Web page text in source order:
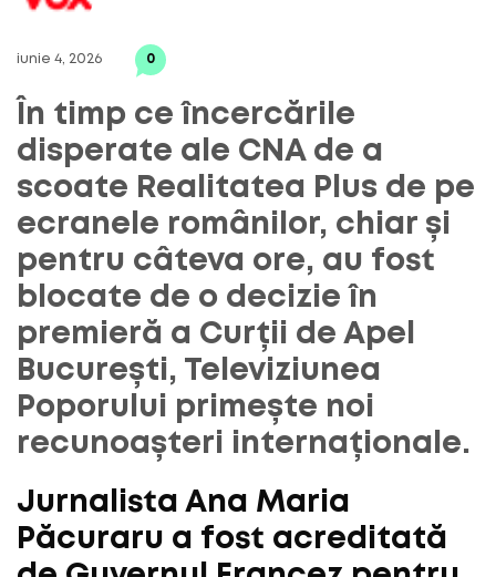
iunie 4, 2026 0
În timp ce încercările
disperate ale CNA de a
scoate Realitatea Plus de pe
ecranele românilor, chiar și
pentru câteva ore, au fost
blocate de o decizie în
premieră a Curții de Apel
București, Televiziunea
Poporului primește noi
recunoașteri internaționale.
Jurnalista Ana Maria
Păcuraru a fost acreditată